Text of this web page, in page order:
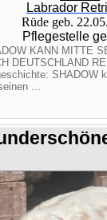
Labrador
Rüde geb.
Pflegestelle
KANN MITTE
DEUTSCHLAND
SHADOW
...